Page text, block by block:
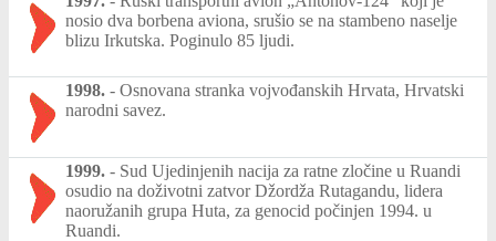
nosio dva borbena aviona, srušio se na stambeno naselje
blizu Irkutska. Poginulo 85 ljudi.
1998. - Osnovana stranka vojvođanskih Hrvata, Hrvatski
narodni savez.
1999. - Sud Ujedinjenih nacija za ratne zločine u Ruandi
osudio na doživotni zatvor Džordža Rutagandu, lidera
naoružanih grupa Huta, za genocid počinjen 1994. u
Ruandi.